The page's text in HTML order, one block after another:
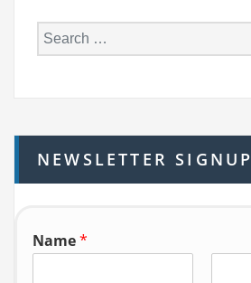
e
h
f
o
NEWSLETTER SIGNUP
Name*